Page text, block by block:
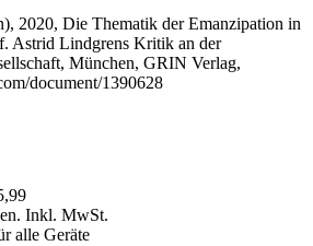
, 2020, Die Thematik der Emanzipation in
Astrid Lindgrens Kritik an der
München, GRIN Verlag,
document/1390628
Inkl. MwSt.
alle Geräte